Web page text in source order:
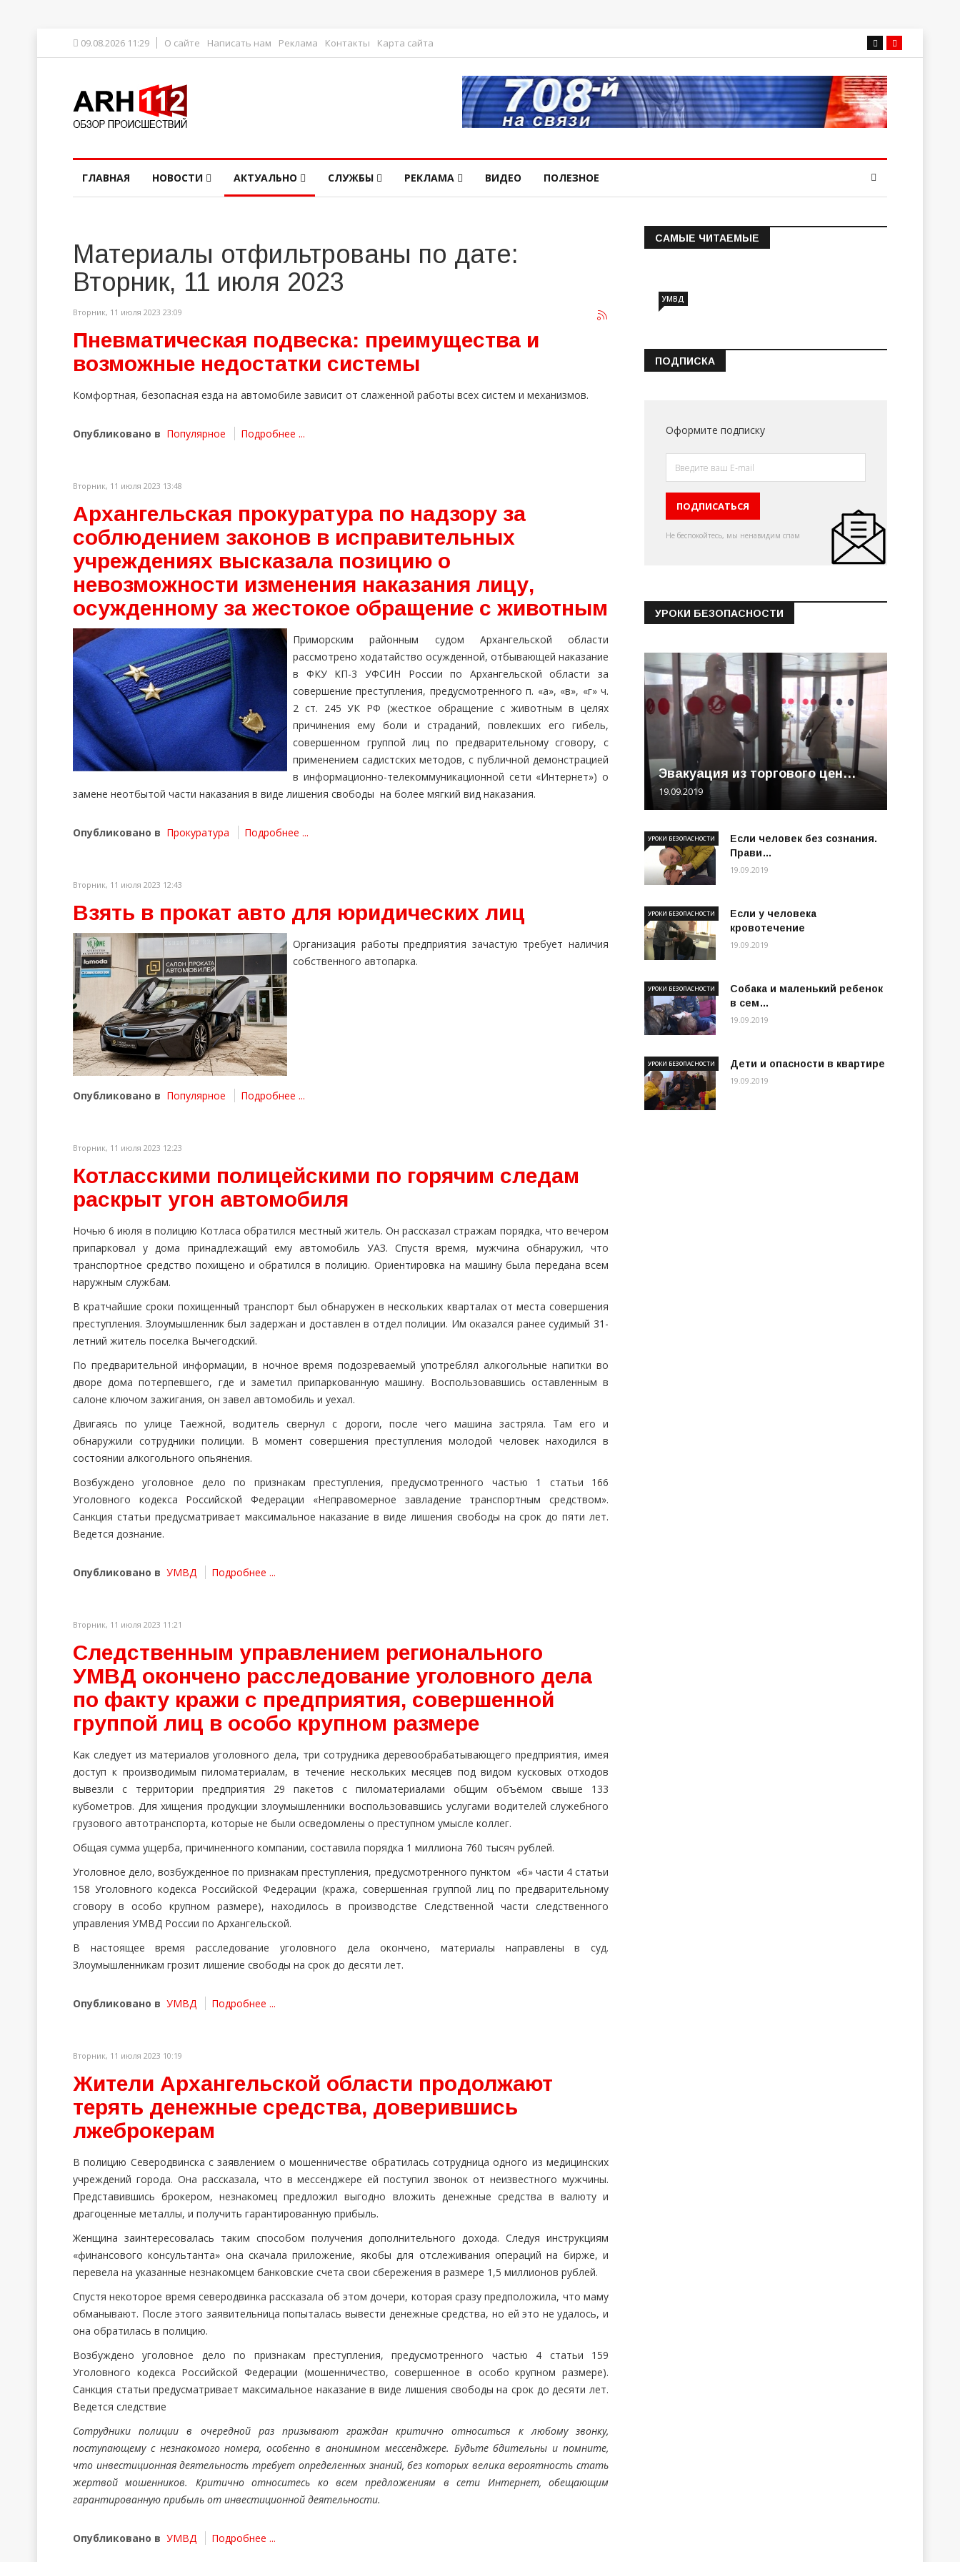
09.08.2026 11:29 О сайте Написать нам Реклама Контакты Карта сайта
ГЛАВНАЯ НОВОСТИ АКТУАЛЬНО СЛУЖБЫ РЕКЛАМА ВИДЕО ПОЛЕЗНОЕ
Материалы отфильтрованы по дате:
Вторник, 11 июля 2023
Вторник, 11 июля 2023 23:09
Пневматическая подвеска: преимущества и
возможные недостатки системы
Комфортная, безопасная езда на автомобиле зависит от слаженной работы всех систем и механизмов.
Опубликовано в Популярное Подробнее ...
Вторник, 11 июля 2023 13:48
Архангельская прокуратура по надзору за
соблюдением законов в исправительных
учреждениях высказала позицию о
невозможности изменения наказания лицу,
осужденному за жестокое обращение с животным
Приморским районным судом Архангельской области
рассмотрено ходатайство осужденной, отбывающей наказание
в ФКУ КП-3 УФСИН России по Архангельской области за
совершение преступления, предусмотренного п. «а», «в», «г» ч.
2 ст. 245 УК РФ (жесткое обращение с животным в целях
причинения ему боли и страданий, повлекших его гибель,
совершенном группой лиц по предварительному сговору, с
применением садистских методов, с публичной демонстрацией
в информационно-телекоммуникационной сети «Интернет») о
замене неотбытой части наказания в виде лишения свободы на более мягкий вид наказания.
Опубликовано в Прокуратура Подробнее ...
Вторник, 11 июля 2023 12:43
Взять в прокат авто для юридических лиц
Организация работы предприятия зачастую требует наличия
собственного автопарка.
Опубликовано в Популярное Подробнее ...
Вторник, 11 июля 2023 12:23
Котласскими полицейскими по горячим следам
раскрыт угон автомобиля
Ночью 6 июля в полицию Котласа обратился местный житель. Он рассказал стражам порядка, что вечером
припарковал у дома принадлежащий ему автомобиль УАЗ. Спустя время, мужчина обнаружил, что
транспортное средство похищено и обратился в полицию. Ориентировка на машину была передана всем
наружным службам.
В кратчайшие сроки похищенный транспорт был обнаружен в нескольких кварталах от места совершения
преступления. Злоумышленник был задержан и доставлен в отдел полиции. Им оказался ранее судимый 31-
летний житель поселка Вычегодский.
По предварительной информации, в ночное время подозреваемый употреблял алкогольные напитки во
дворе дома потерпевшего, где и заметил припаркованную машину. Воспользовавшись оставленным в
салоне ключом зажигания, он завел автомобиль и уехал.
Двигаясь по улице Таежной, водитель свернул с дороги, после чего машина застряла. Там его и
обнаружили сотрудники полиции. В момент совершения преступления молодой человек находился в
состоянии алкогольного опьянения.
Возбуждено уголовное дело по признакам преступления, предусмотренного частью 1 статьи 166
Уголовного кодекса Российской Федерации «Неправомерное завладение транспортным средством».
Санкция статьи предусматривает максимальное наказание в виде лишения свободы на срок до пяти лет.
Ведется дознание.
Опубликовано в УМВД Подробнее ...
Вторник, 11 июля 2023 11:21
Следственным управлением регионального
УМВД окончено расследование уголовного дела
по факту кражи с предприятия, совершенной
группой лиц в особо крупном размере
Как следует из материалов уголовного дела, три сотрудника деревообрабатывающего предприятия, имея
доступ к производимым пиломатериалам, в течение нескольких месяцев под видом кусковых отходов
вывезли с территории предприятия 29 пакетов с пиломатериалами общим объёмом свыше 133
кубометров. Для хищения продукции злоумышленники воспользовавшись услугами водителей служебного
грузового автотранспорта, которые не были осведомлены о преступном умысле коллег.
Общая сумма ущерба, причиненного компании, составила порядка 1 миллиона 760 тысяч рублей.
Уголовное дело, возбужденное по признакам преступления, предусмотренного пунктом «б» части 4 статьи
158 Уголовного кодекса Российской Федерации (кража, совершенная группой лиц по предварительному
сговору в особо крупном размере), находилось в производстве Следственной части следственного
управления УМВД России по Архангельской.
В настоящее время расследование уголовного дела окончено, материалы направлены в суд.
Злоумышленникам грозит лишение свободы на срок до десяти лет.
Опубликовано в УМВД Подробнее ...
Вторник, 11 июля 2023 10:19
Жители Архангельской области продолжают
терять денежные средства, доверившись
лжеброкерам
В полицию Северодвинска с заявлением о мошенничестве обратилась сотрудница одного из медицинских
учреждений города. Она рассказала, что в мессенджере ей поступил звонок от неизвестного мужчины.
Представившись брокером, незнакомец предложил выгодно вложить денежные средства в валюту и
драгоценные металлы, и получить гарантированную прибыль.
Женщина заинтересовалась таким способом получения дополнительного дохода. Следуя инструкциям
«финансового консультанта» она скачала приложение, якобы для отслеживания операций на бирже, и
перевела на указанные незнакомцем банковские счета свои сбережения в размере 1,5 миллионов рублей.
Спустя некоторое время северодвинка рассказала об этом дочери, которая сразу предположила, что маму
обманывают. После этого заявительница попыталась вывести денежные средства, но ей это не удалось, и
она обратилась в полицию.
Возбуждено уголовное дело по признакам преступления, предусмотренного частью 4 статьи 159
Уголовного кодекса Российской Федерации (мошенничество, совершенное в особо крупном размере).
Санкция статьи предусматривает максимальное наказание в виде лишения свободы на срок до десяти лет.
Ведется следствие
Сотрудники полиции в очередной раз призывают граждан критично относиться к любому звонку,
поступающему с незнакомого номера, особенно в анонимном мессенджере. Будьте бдительны и помните,
что инвестиционная деятельность требует определенных знаний, без которых велика вероятность стать
жертвой мошенников. Критично относитесь ко всем предложениям в сети Интернет, обещающим
гарантированную прибыль от инвестиционной деятельности.
Опубликовано в УМВД Подробнее ...
САМЫЕ ЧИТАЕМЫЕ
Информация о состоянии
УМВД
ПОДПИСКА
Оформите подписку
Не беспокойтесь, мы ненавидим спам
УРОКИ БЕЗОПАСНОСТИ
Эвакуация из торгового цен…
19.09.2019
Если человек без сознания.
Прави…
УРОКИ БЕЗОПАСНОСТИ
19.09.2019
Если у человека
кровотечение
УРОКИ БЕЗОПАСНОСТИ
19.09.2019
Собака и маленький ребенок
в сем…
УРОКИ БЕЗОПАСНОСТИ
19.09.2019
Дети и опасности в квартире
УРОКИ БЕЗОПАСНОСТИ
19.09.2019